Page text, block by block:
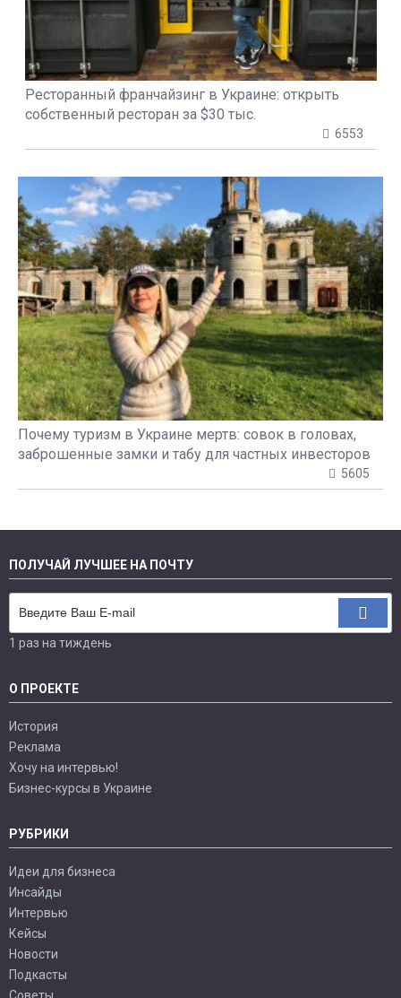
Ресторанный франчайзинг в Украине: открыть
собственный ресторан за $30 тыс.
6553
Почему туризм в Украине мертв: совок в головах,
заброшенные замки и табу для частных инвесторов
5605
ПОЛУЧАЙ ЛУЧШЕЕ НА ПОЧТУ
1 раз на тиждень
О ПРОЕКТЕ
История
Реклама
Хочу на интервью!
Бизнес-курсы в Украине
РУБРИКИ
Идеи для бизнеса
Инсайды
Интервью
Кейсы
Новости
Подкасты
Советы